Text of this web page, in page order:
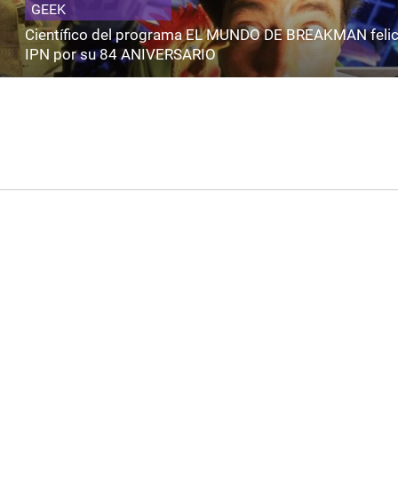
GEEK
Científico del programa EL MUNDO DE BREAKMAN
IPN por su 84 ANIVERSARIO